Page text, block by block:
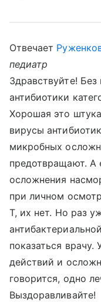
Отвечает
педиатр
Здравствуйте!
антибиотики
Хорошая это
вирусы
микробных
предотвращают. А
осложнения
при личном
Т, их нет. Но раз
показаться
действий и
говорится, одно
Выздоравливайте!